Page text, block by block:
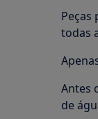
Peças
todas
Antes
de